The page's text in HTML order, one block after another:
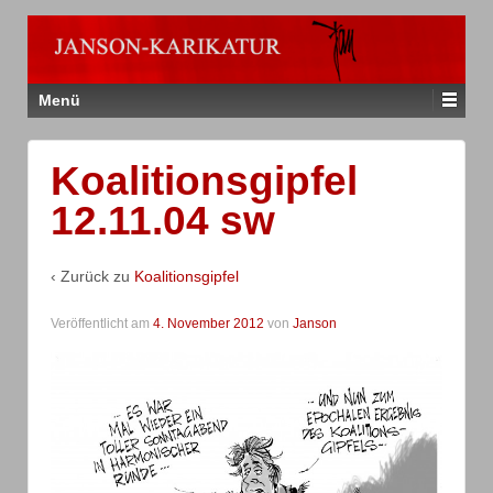
Menü
Koalitionsgipfel
12.11.04 sw
‹ Zurück zu Koalitionsgipfel
Veröffentlicht am 4. November 2012 von Janson